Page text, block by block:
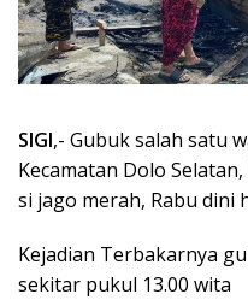
SIGI,- Gubuk salah satu
Kecamatan Dolo
si jago merah, Rabu dini
Kejadian Terbakarnya
sekitar pukul 13.00 wita